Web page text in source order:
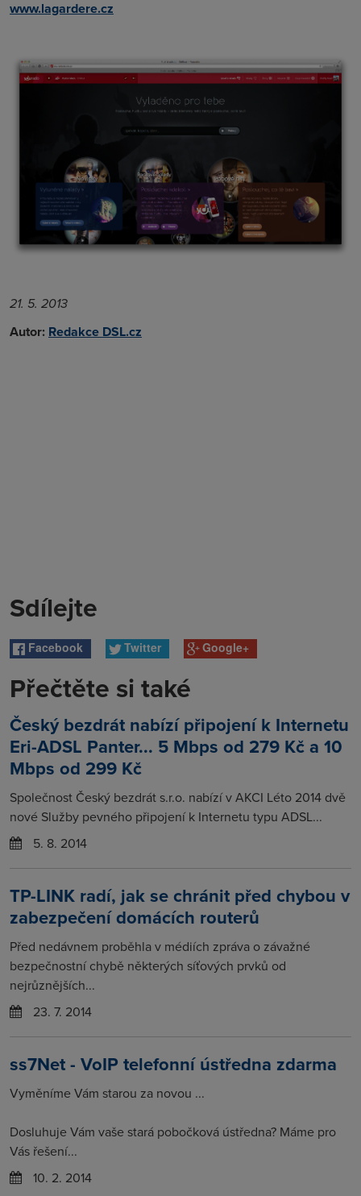
www.lagardere.cz
21. 5. 2013
Autor: Redakce DSL.cz
Sdílejte
Facebook Twitter Google+
Přečtěte si také
Český bezdrát nabízí připojení k Internetu
Eri-ADSL Panter... 5 Mbps od 279 Kč a 10
Mbps od 299 Kč
Společnost Český bezdrát s.r.o. nabízí v AKCI Léto 2014 dvě
nové Služby pevného připojení k Internetu typu ADSL...
5. 8. 2014
TP-LINK radí, jak se chránit před chybou v
zabezpečení domácích routerů
Před nedávnem proběhla v médiích zpráva o závažné
bezpečnostní chybě některých síťových prvků od
nejrůznějších...
23. 7. 2014
ss7Net - VoIP telefonní ústředna zdarma
Vyměníme Vám starou za novou ...
Dosluhuje Vám vaše stará pobočková ústředna? Máme pro
Vás řešení...
10. 2. 2014